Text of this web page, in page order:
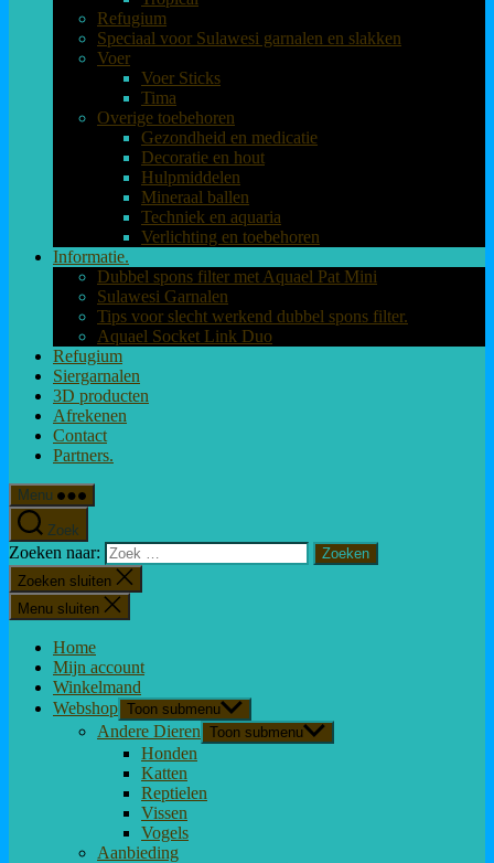
Refugium
Speciaal voor Sulawesi garnalen en slakken
Voer
Voer Sticks
Tima
Overige toebehoren
Gezondheid en medicatie
Decoratie en hout
Hulpmiddelen
Mineraal ballen
Techniek en aquaria
Verlichting en toebehoren
Informatie.
Dubbel spons filter met Aquael Pat Mini
Sulawesi Garnalen
Tips voor slecht werkend dubbel spons filter.
Aquael Socket Link Duo
Refugium
Siergarnalen
3D producten
Afrekenen
Contact
Partners.
Menu
Zoek
Zoeken naar:
Zoeken sluiten
Menu sluiten
Home
Mijn account
Winkelmand
Webshop Toon submenu
Andere Dieren Toon submenu
Honden
Katten
Reptielen
Vissen
Vogels
Aanbieding